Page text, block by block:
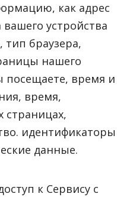
как адрес
устройства
тип браузера,
нашего
посещаете, время и
время,
страницах,
идентификаторы
данные.
к Сервису с